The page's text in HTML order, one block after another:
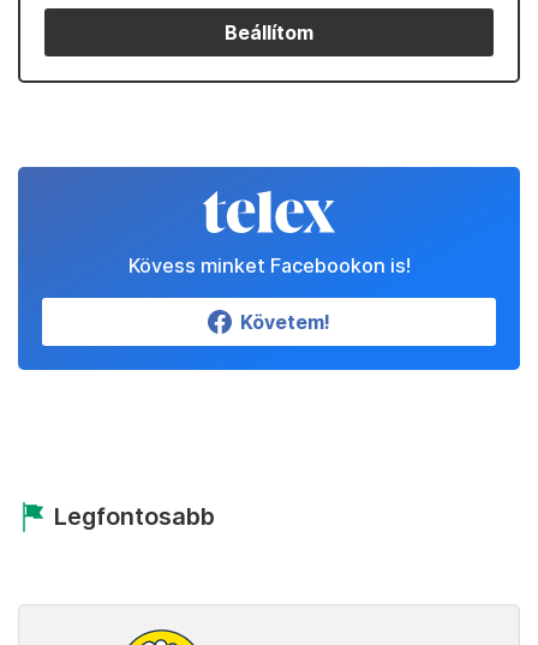
Beállítom
Kövess minket Facebookon is!
Követem!
Legfontosabb